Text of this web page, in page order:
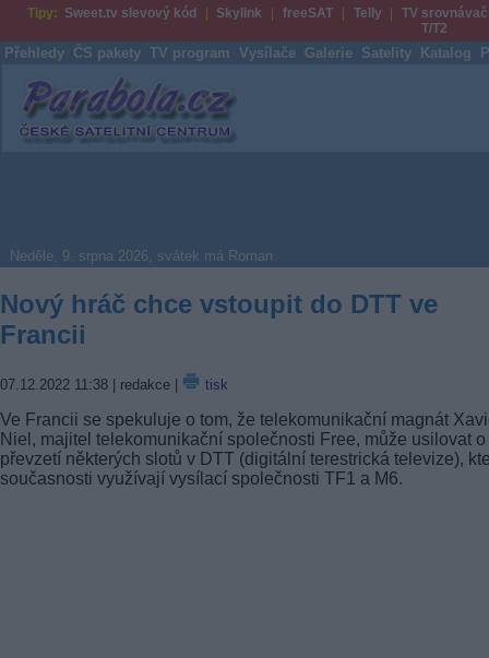
Tipy: Sweet.tv slevový kód Skylink freeSAT Telly
TV srovnávač
T/T2
Přehledy ČS pakety TV program Vysílače Galerie Satelity Katalog
Parabola.cz
Neděle, 9. srpna 2026, svátek má Roman
Nový hráč chce vstoupit do DTT ve
Francii
07.12.2022 11:38 | redakce | tisk
Ve Francii se spekuluje o tom, že telekomunikační magnát
Niel, majitel telekomunikační společnosti Free, může usilovat o
převzetí některých slotů v DTT (digitální terestrická televize),
současnosti využívají vysílací společnosti TF1 a M6.